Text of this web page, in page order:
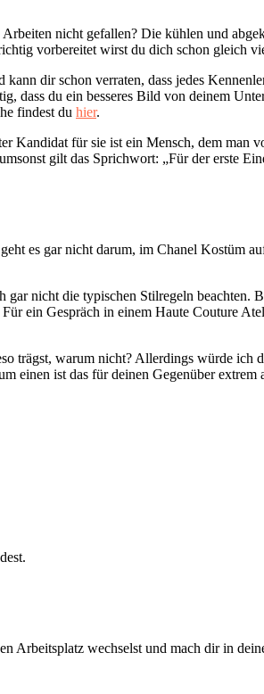
nicht gefallen? Die kühlen und
vorbereitet wirst du dich schon gleich
dir schon verraten, dass jedes
dass du ein besseres Bild von deinem
findest du hier.
Kandidat für sie ist ein Mensch, dem man
gilt das Sprichwort: „Für der erste
es gar nicht darum, im Chanel Kostüm
nicht die typischen Stilregeln beachten.
ein Gespräch in einem Haute Couture
trägst, warum nicht? Allerdings würde ich
einen ist das für deinen Gegenüber
Arbeitsplatz wechselst und mach dir in